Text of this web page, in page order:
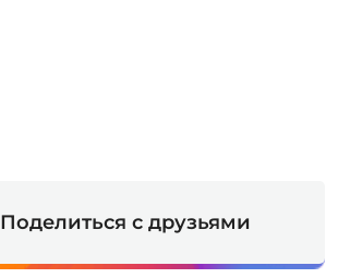
Поделиться с друзьями